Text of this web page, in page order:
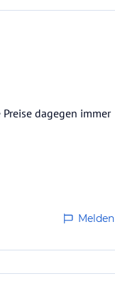
dagegen immer
Melden